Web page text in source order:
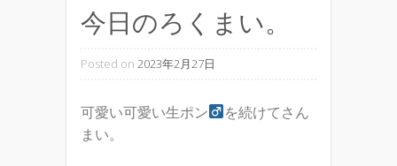
今日のろくまい。
Posted on 2023年2月27日
可愛い可愛い生ポン
を続けてさん
まい。